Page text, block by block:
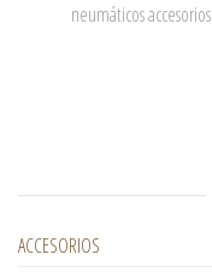
neumáticos accesorios
ACCESORIOS